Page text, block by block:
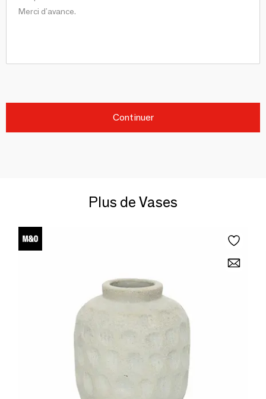
Continuer
Plus de Vases